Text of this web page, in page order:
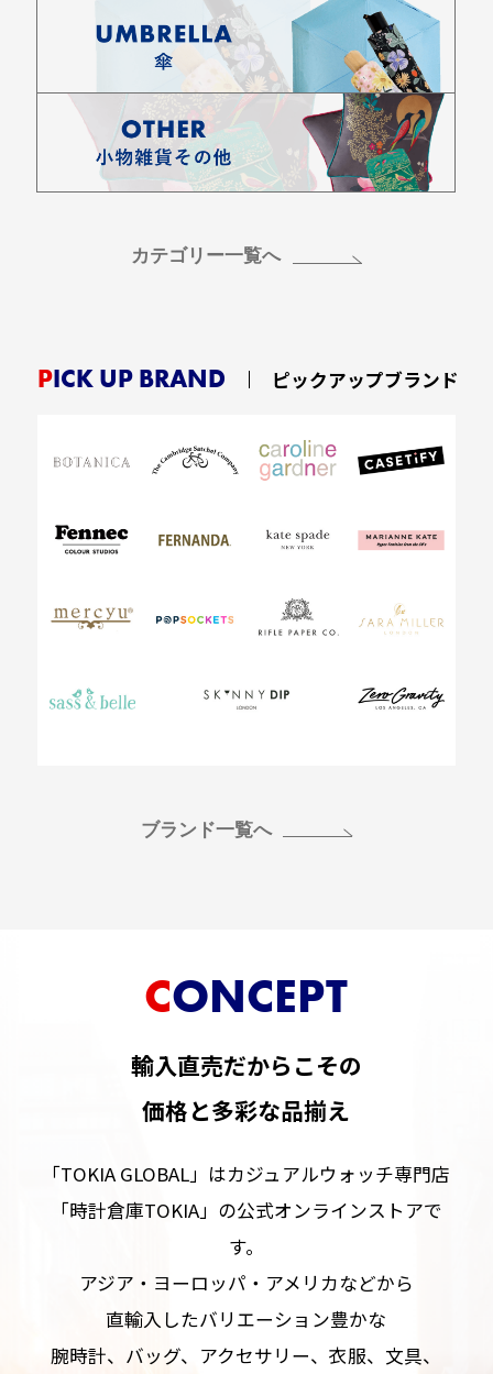
カテゴリー一覧へ
PICK UP BRAND ピックアップブランド
ブランド一覧へ
CONCEPT
輸入直売だからこその
価格と多彩な品揃え
「TOKIA GLOBAL」はカジュアルウォッチ専門店
「時計倉庫TOKIA」の公式オンラインストアで
す。
アジア・ヨーロッパ・アメリカなどから
直輸入したバリエーション豊かな
腕時計、バッグ、アクセサリー、衣服、文具、